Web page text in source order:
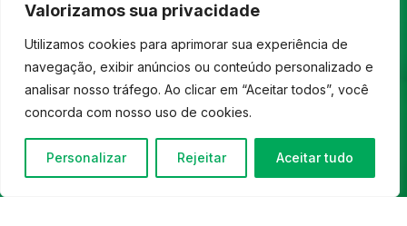
Valorizamos sua privacidade
Utilizamos cookies para aprimorar sua experiência de
navegação, exibir anúncios ou conteúdo personalizado e
analisar nosso tráfego. Ao clicar em “Aceitar todos”, você
concorda com nosso uso de cookies.
Personalizar Rejeitar Aceitar tudo
LOCALIZAÇÃO